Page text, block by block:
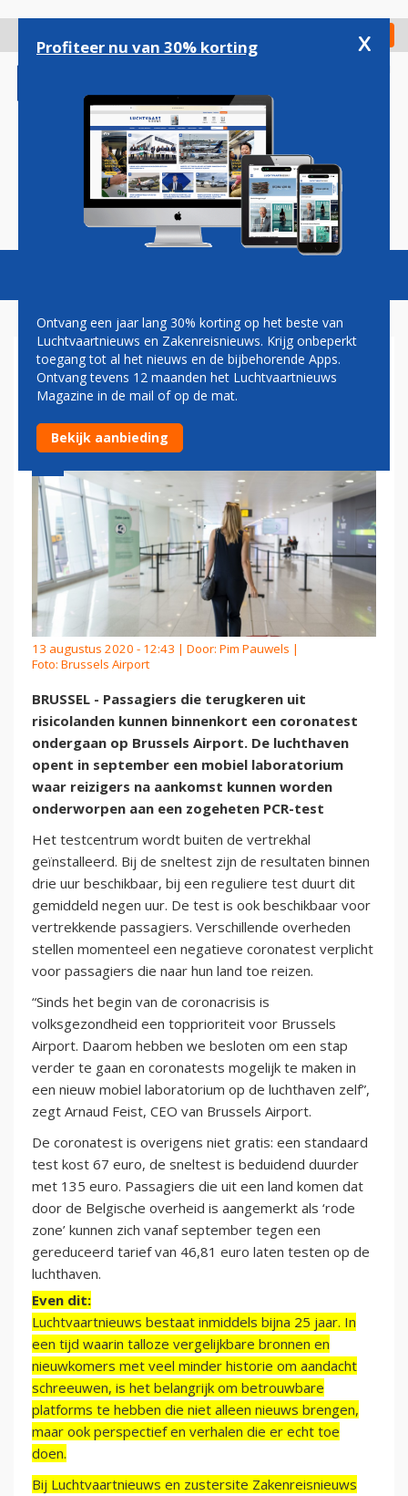
gaan
Check in
Magazine Podcasts Vacatures
BRUSSELS AIRPORT OPENT
CORONATESTCENTRUM
13 augustus 2020 - 12:43 | Door: Pim Pauwels |
Foto: Brussels Airport
BRUSSEL - Passagiers die terugkeren uit
risicolanden kunnen binnenkort een coronatest
ondergaan op Brussels Airport. De luchthaven
opent in september een mobiel laboratorium
waar reizigers na aankomst kunnen worden
onderworpen aan een zogeheten PCR-test
Het testcentrum wordt buiten de vertrekhal
geïnstalleerd. Bij de sneltest zijn de resultaten binnen
drie uur beschikbaar, bij een reguliere test duurt dit
gemiddeld negen uur. De test is ook beschikbaar voor
vertrekkende passagiers. Verschillende overheden
stellen momenteel een negatieve coronatest verplicht
voor passagiers die naar hun land toe reizen.
“Sinds het begin van de coronacrisis is
volksgezondheid een topprioriteit voor Brussels
Airport. Daarom hebben we besloten om een stap
verder te gaan en coronatests mogelijk te maken in
een nieuw mobiel laboratorium op de luchthaven zelf”,
zegt Arnaud Feist, CEO van Brussels Airport.
De coronatest is overigens niet gratis: een standaard
test kost 67 euro, de sneltest is beduidend duurder
met 135 euro. Passagiers die uit een land komen dat
door de Belgische overheid is aangemerkt als ‘rode
zone’ kunnen zich vanaf september tegen een
gereduceerd tarief van 46,81 euro laten testen op de
luchthaven.
Even dit:
Luchtvaartnieuws bestaat inmiddels bijna 25 jaar. In
een tijd waarin talloze vergelijkbare bronnen en
nieuwkomers met veel minder historie om aandacht
schreeuwen, is het belangrijk om betrouwbare
platforms te hebben die niet alleen nieuws brengen,
maar ook perspectief en verhalen die er echt toe
doen.
Bij Luchtvaartnieuws en zustersite Zakenreisnieuws
Profiteer nu van 30% korting x
Ontvang een jaar lang 30% korting op het beste van
Luchtvaartnieuws en Zakenreisnieuws. Krijg onbeperkt
toegang tot al het nieuws en de bijbehorende Apps.
Ontvang tevens 12 maanden het Luchtvaartnieuws
Magazine in de mail of op de mat.
Bekijk aanbieding